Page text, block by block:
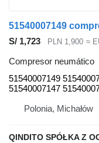
S/ 1,723 PLN 1,900 ≈
Compresor neumático
51540007149
51540007147
Polonia, Michałów